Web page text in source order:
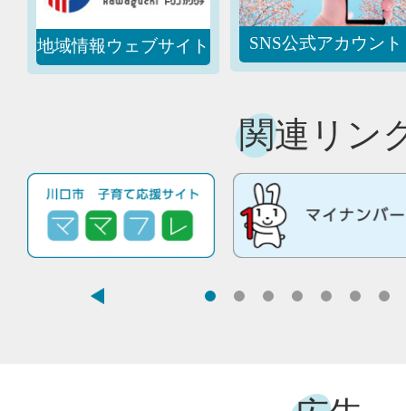
地域情報ウェブサイト SNS公式アカウント
関連リン